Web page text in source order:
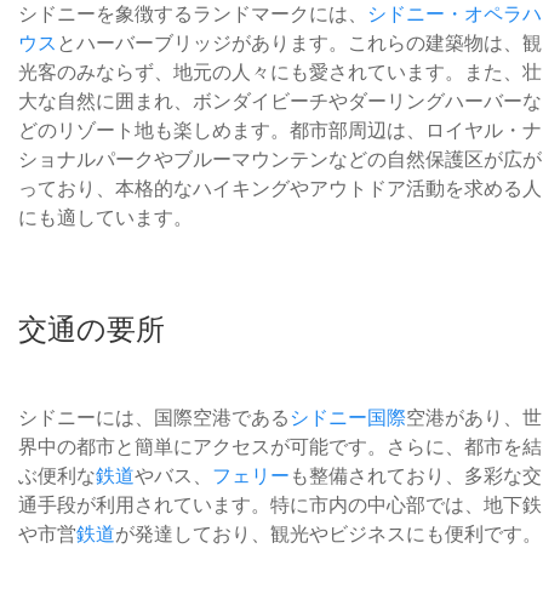
シドニーを象徴するランドマークには、 シドニー・オペラハ
ウス とハーバーブリッジがあります。これらの建築物は、観
光客のみならず、地元の人々にも愛されています。また、壮
大な自然に囲まれ、ボンダイビーチやダーリングハーバーな
どのリゾート地も楽しめます。都市部周辺は、ロイヤル・ナ
ショナルパークやブルーマウンテンなどの自然保護区が広が
っており、本格的なハイキングやアウトドア活動を求める人
にも適しています。
交通の要所
シドニーには、国際空港である シドニー国際空港があり、世
界中の都市と簡単にアクセスが可能です。さらに、都市を結
ぶ便利な鉄道やバス、 フェリー も整備されており、多彩な交
通手段が利用されています。特に市内の中心部では、地下鉄
や市営鉄道が発達しており、観光やビジネスにも便利です。